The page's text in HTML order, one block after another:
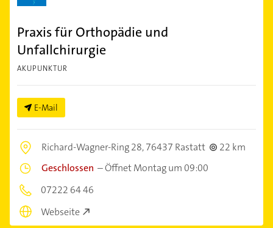
Praxis für Orthopädie und
Unfallchirurgie
AKUPUNKTUR
E-Mail
Richard-Wagner-Ring 28,76437 Rastatt
22 km
Geschlossen –Öffnet Montag um 09:00
07222 64 46
Webseite